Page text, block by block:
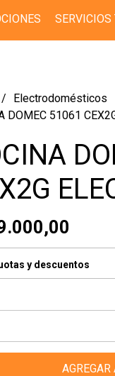
SERVICIOS
Electrodomésticos
DOMEC 51061
y descuentos